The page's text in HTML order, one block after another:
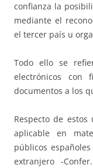
confianza la
mediante el
el tercer país u
Todo ello se
electrónicos con
documentos a los
Respecto de
aplicable en
públicos
extranjero -